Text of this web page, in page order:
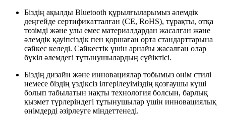
Біздің ақылды Bluetooth құрылғыларымыз әлемдік
деңгейде сертификатталған (CE, RoHS), тұрақты, отқа
төзімді және улы емес материалдардан жасалған және
әлемдік қауіпсіздік пен қоршаған орта стандарттарына
сәйкес келеді. Сәйкестік үшін арнайы жасалған олар
бүкіл әлемдегі тұтынушылардың сүйіктісі.
Біздің дизайн және инновациялар тобымыз өнім стилі
немесе біздің үздіксіз ілгерілеуіміздің қозғаушы күші
болып табылатын нақты технология болсын, барлық
қызмет түрлеріндегі тұтынушылар үшін инновациялық
өнімдерді әзірлеуге міндеттенеді.